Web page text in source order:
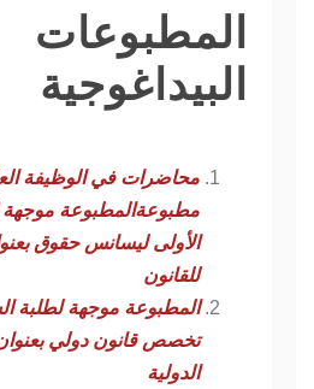
المطبوعات
البيداغوجية
محاضرات في الوظيفة
مطبوعةالمطبوعة موجهة
الأولى ليسانس حقوق
للقانون
المطبوعة موجهة لطلبة
تخصص قانون دولي
الدولية